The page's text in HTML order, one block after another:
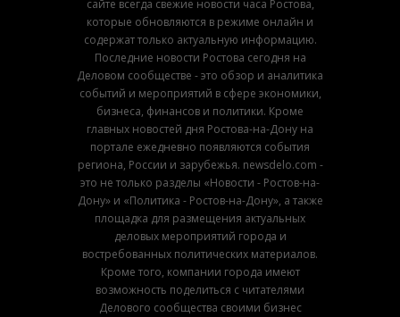
сайте всегда свежие новости часа Ростова,
которые обновляются в режиме онлайн и
содержат только актуальную информацию.
Последние новости Ростова сегодня на
Деловом сообществе - это обзор и аналитика
событий и мероприятий в сфере экономики,
бизнеса, финансов и политики. Кроме
главных новостей дня Ростова-на-Дону на
портале ежедневно появляются события
региона, России и зарубежья. newsdelo.com -
это не только разделы «Новости - Ростов-на-
Дону» и «Политика - Ростов-на-Дону», а также
площадка для размещения актуальных
деловых мероприятий города и
востребованных политических материалов.
Кроме того, компании города имеют
возможность поделиться с читателями
Делового сообщества своими бизнес